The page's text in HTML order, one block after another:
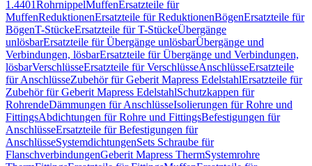
1.4401RohrnippelMuffenErsatzteile für
MuffenReduktionenErsatzteile für ReduktionenBögenErsatzteile für
BögenT-StückeErsatzteile für T-StückeÜbergänge
unlösbarErsatzteile für Übergänge unlösbarÜbergänge und
Verbindungen, lösbarErsatzteile für Übergänge und Verbindungen,
lösbarVerschlüsseErsatzteile für VerschlüsseAnschlüsseErsatzteile
für AnschlüsseZubehör für Geberit Mapress EdelstahlErsatzteile für
Zubehör für Geberit Mapress EdelstahlSchutzkappen für
RohrendeDämmungen für AnschlüsseIsolierungen für Rohre und
FittingsAbdichtungen für Rohre und FittingsBefestigungen für
AnschlüsseErsatzteile für Befestigungen für
AnschlüsseSystemdichtungenSets Schraube für
FlanschverbindungenGeberit Mapress ThermSystemrohre